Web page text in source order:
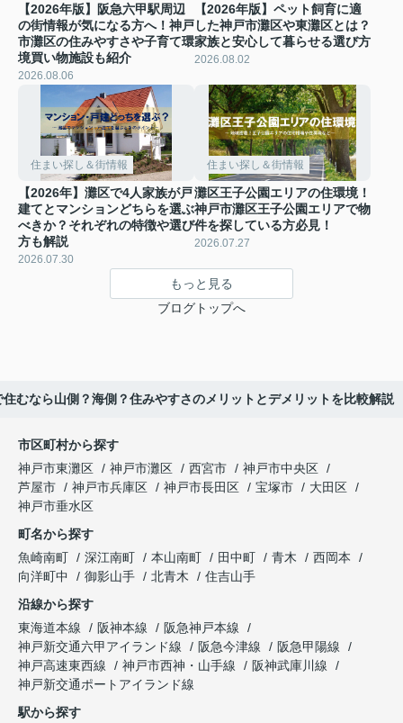
【2026年版】阪急六甲駅周辺
の街情報が気になる方へ！神戸
市灘区の住みやすさや子育て環
境買い物施設も紹介
2026.08.06
【2026年版】ペット飼育に適
した神戸市灘区や東灘区とは？
家族と安心して暮らせる選び方
2026.08.02
住まい探し＆街情報
【2026年】灘区で4人家族が戸
建てとマンションどちらを選ぶ
べきか？それぞれの特徴や選び
方も解説
2026.07.30
住まい探し＆街情報
灘区王子公園エリアの住環境！
神戸市灘区王子公園エリアで物
件を探している方必見！
2026.07.27
もっと見る
ブログトップへ
住むなら山側？海側？住みやすさのメリットとデメリットを比較解説
市区町村から探す
神戸市東灘区
神戸市灘区 西宮市
神戸市中央区
芦屋市
神戸市兵庫区 神戸市長田区 宝塚市
大田区
神戸市垂水区
町名から探す
魚崎南町
深江南町 本山南町 田中町 青木
西岡本
向洋町中
御影山手 北青木
住吉山手
沿線から探す
東海道本線
阪神本線
阪急神戸本線
神戸新交通六甲アイランド線
阪急今津線
阪急甲陽線
神戸高速東西線
神戸市西神・山手線
阪神武庫川線
神戸新交通ポートアイランド線
駅から探す